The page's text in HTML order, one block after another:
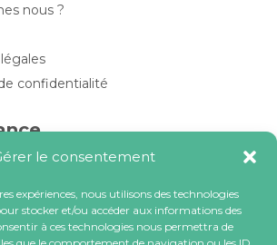
le consentement
expériences, nous utilisons des technologies
stocker et/ou accéder aux informations des
à ces technologies nous permettra de
nous ?
confidentialité
nous